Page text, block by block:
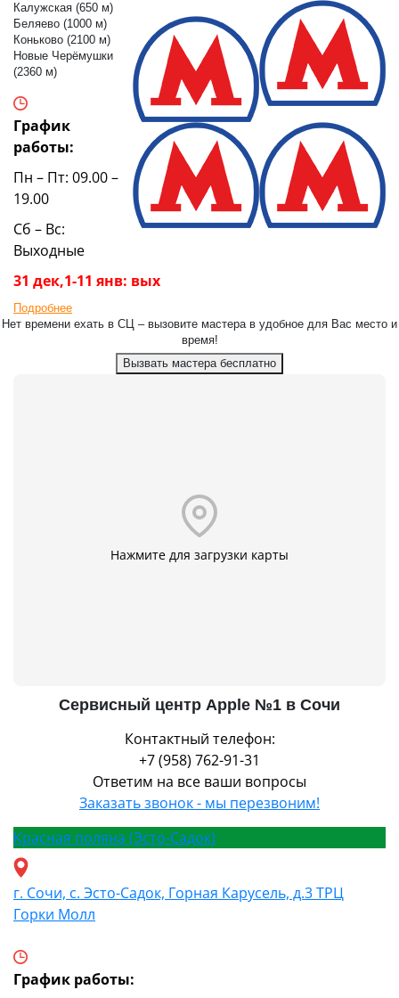
Калужская (650 м)
Беляево (1000 м)
Коньково (2100 м)
Новые Черёмушки
(2360 м)
График
работы:
Пн – Пт: 09.00 –
19.00
Сб – Вс:
Выходные
31 дек,1-11 янв: вых
Подробнее
Нет времени ехать в СЦ – вызовите мастера в удобное для Вас место и
время!
Вызвать мастера бесплатно
Нажмите для загрузки карты
Сервисный центр Apple №1 в Сочи
Контактный телефон:
+7 (958) 762-91-31
Ответим на все ваши вопросы
Заказать звонок - мы перезвоним!
Красная поляна (Эсто-Садок)
г. Сочи, с. Эсто-Садок, Горная Карусель, д.3 ТРЦ
Горки Молл
График работы: